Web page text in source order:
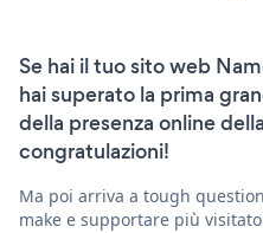
Se hai il tuo sito web
hai superato la prima
della presenza online
congratulazioni!
Ma poi arriva a tough
make e supportare più